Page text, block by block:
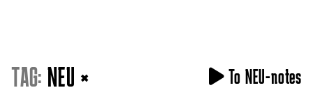
TAG: NEU × To NEU-notes